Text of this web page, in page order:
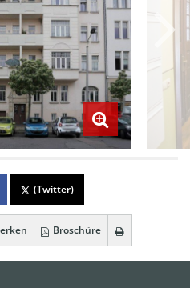
(Twitter)
Broschüre